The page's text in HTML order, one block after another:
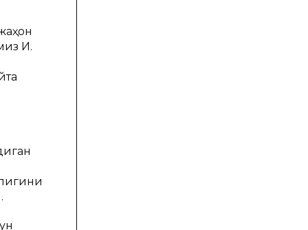
И.